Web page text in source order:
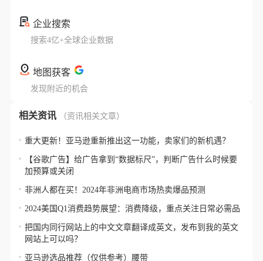
企业搜索
搜索4亿+全球企业数据
地图获客
发现附近的机会
相关资讯 （资讯相关文章）
重大更新！亚马逊重新推出这一功能，卖家们的新机遇？
【谷歌广告】给广告拿到“数据标尺”，判断广告什么时候要
加预算或关闭
非洲人都在买！2024年非洲电商市场热卖爆品预测
2024美国Q1消费趋势展望：消费降级，重点关注日常必需品
把国内同行网站上的中文文章翻译成英文，发布到我的英文
网站上可以吗？
亚马逊选品推荐（仅供参考）腰带